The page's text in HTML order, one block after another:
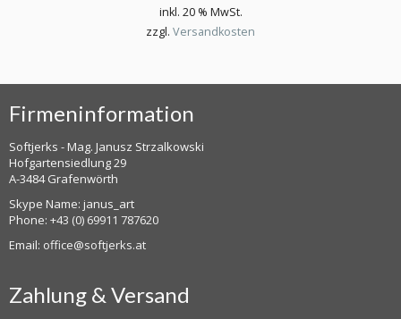
inkl. 20 % MwSt.
zzgl. Versandkosten
Firmeninformation
Softjerks - Mag. Janusz Strzalkowski
Hofgartensiedlung 29
A-3484 Grafenwörth
Skype Name: janus_art
Phone: +43 (0) 69911 787620
Email: office@softjerks.at
Zahlung & Versand